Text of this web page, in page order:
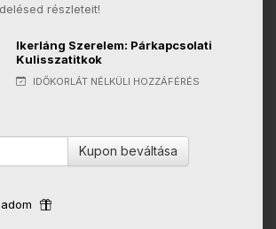
részleteit!
Ikerláng Szerelem: Párkapcsolati
Kulisszatitkok
IDŐKORLÁT NÉLKÜLI HOZZÁFÉRÉS
Kupon beváltása